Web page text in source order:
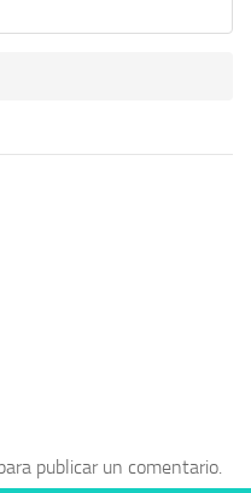
publicar un comentario.